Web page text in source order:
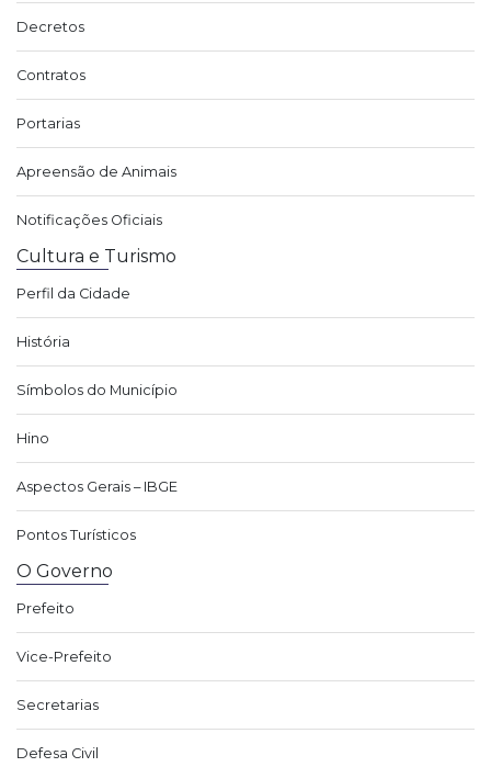
Decretos
Contratos
Portarias
Apreensão de Animais
Notificações Oficiais
Cultura e Turismo
Perfil da Cidade
História
Símbolos do Município
Hino
Aspectos Gerais – IBGE
Pontos Turísticos
O Governo
Prefeito
Vice-Prefeito
Secretarias
Defesa Civil